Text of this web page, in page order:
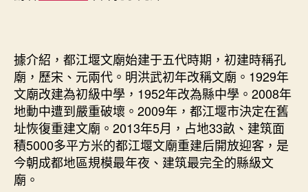
據介紹，都江堰文廟始建于五代時期，初建時稱孔
廟，歷宋、元兩代。明洪武初年改稱文廟。1929年
文廟改建為初級中學，1952年改為縣中學。2008年
地動中遭到嚴重破壞。2009年，都江堰市決定在舊
址恢復重建文廟。2013年5月，占地33畝、建筑面
積5000多平方米的都江堰文廟重建后開放迎客，是
今朝成都地區規模最年夜、建筑最完全的縣級文
廟。